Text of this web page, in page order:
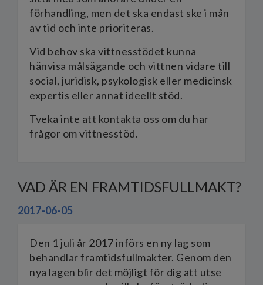
förhandling, men det ska endast ske i mån
av tid och inte prioriteras.
Vid behov ska vittnesstödet kunna
hänvisa målsägande och vittnen vidare till
social, juridisk, psykologisk eller medicinsk
expertis eller annat ideellt stöd.
Tveka inte att kontakta oss om du har
frågor om vittnesstöd.
VAD ÄR EN FRAMTIDSFULLMAKT?
2017-06-05
Den 1 juli år 2017 införs en ny lag som
behandlar framtidsfullmakter. Genom den
nya lagen blir det möjligt för dig att utse